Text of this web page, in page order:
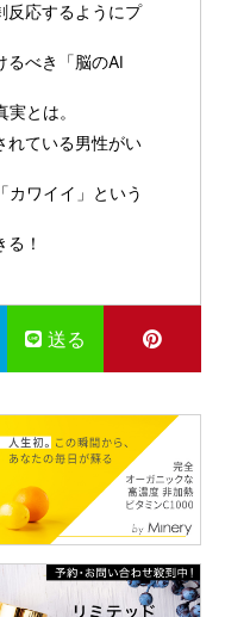
反応するようにプ
るべき「脳のAI
とは。
れている男性がい
ワイイ」という
！
送る